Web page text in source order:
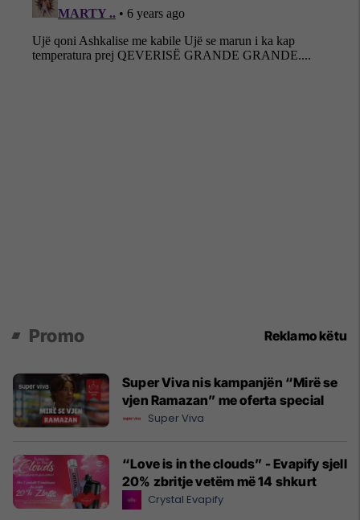
Promo Reklamo këtu
Super Viva nis kampanjën “Mirë se
vjen Ramazan” me oferta special
Super Viva
“Love is in the clouds” - Evapify sjell
20% zbritje vetëm më 14 shkurt
Crystal Evapify